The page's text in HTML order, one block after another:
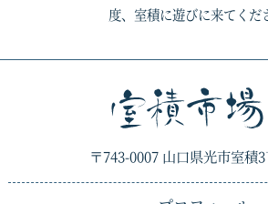
度、室積に遊びに来てくだ
〒743-0007 山口県光市室積3